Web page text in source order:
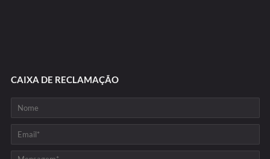
CAIXA DE RECLAMAÇÃO